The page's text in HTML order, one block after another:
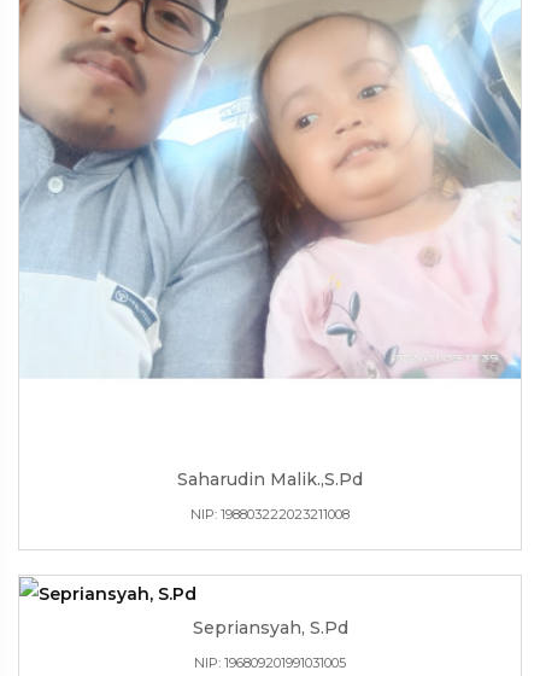
Saharudin Malik.,S.Pd
NIP: 198803222023211008
Sepriansyah, S.Pd
NIP: 196809201991031005